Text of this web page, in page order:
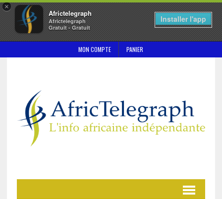
×
Africtelegraph
Africtelegraph
Gratuit - Gratuit
Installer l'app
MON COMPTE PANIER